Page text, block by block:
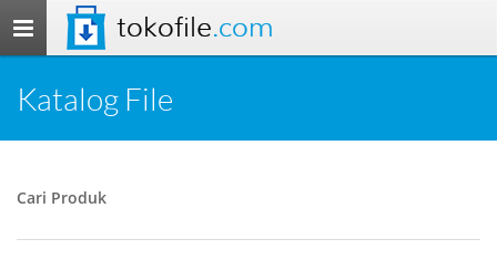
Toggle
navigation
tokofile.com
Katalog File
Cari Produk